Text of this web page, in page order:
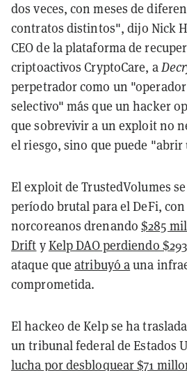
dos veces, con meses de
contratos distintos", dijo Nick
CEO de la plataforma de
criptoactivos CryptoCare, a
perpetrador como un
selectivo" más que un hacker
que sobrevivir a un exploit no
el riesgo, sino que puede
El exploit de TrustedVolumes
período brutal para el DeFi,
norcoreanos drenando$285
Drift yKelp DAO perdiendo
ataque queatribuyó auna
comprometida.
El hackeo de Kelp se ha
un tribunal federal de Estados
lucha por desbloquear $71